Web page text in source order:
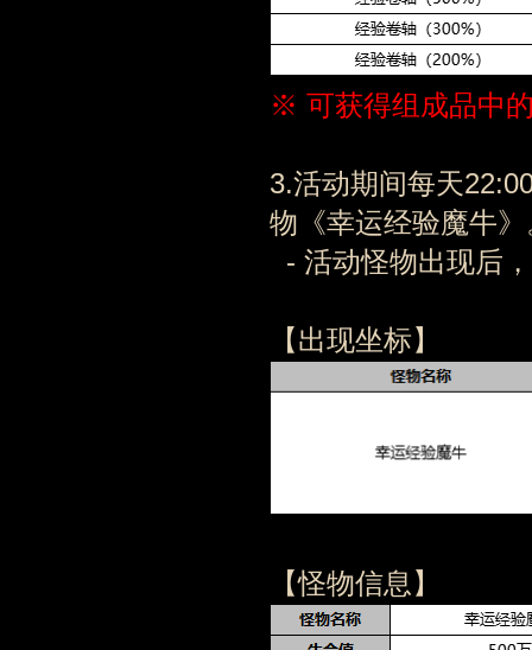
※ 可获得组成品中
3.活动期间每天
物《幸运经验魔牛》
- 活动怪物出现后
【出现坐标】
【怪物信息】